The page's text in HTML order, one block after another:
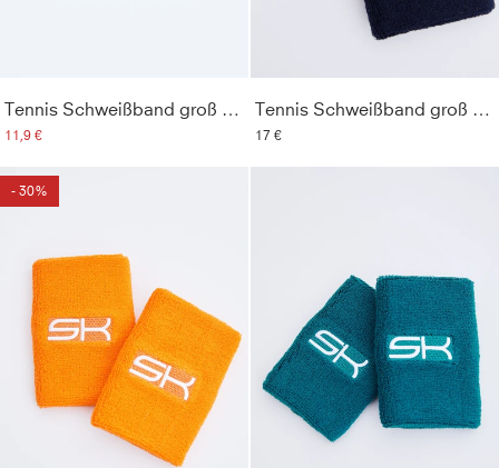
Tennis Schweißband groß 2er Set, mint
11,9 €
Tennis Schweißband groß 2er Set, navy blau
17 €
- 30%